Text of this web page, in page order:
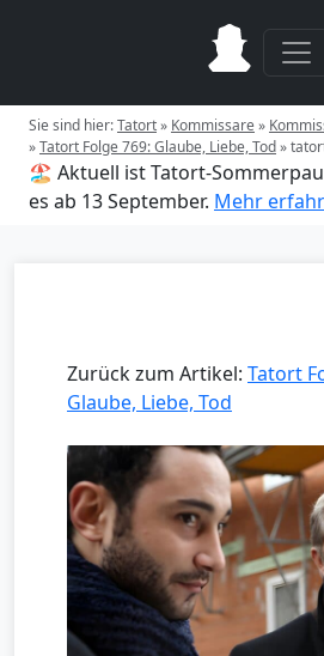
Sie sind hier:Tatort» Kommissare»
»Tatort Folge 769: Glaube, Liebe, Tod»
🏖️ Aktuell ist Tatort-
es ab 13 September. Mehr
Zurück zum Artikel: Tatort
Glaube, Liebe, Tod